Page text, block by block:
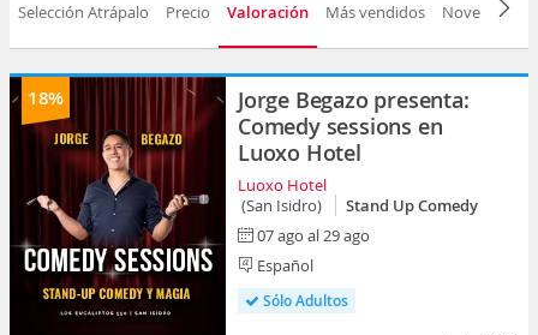
Selección Atrápalo Precio Valoración Más vendidos Novedad
18%
Jorge Begazo presenta:
Comedy sessions en
Luoxo Hotel
Luoxo Hotel
(San Isidro)
Stand Up Comedy
07 ago al 29 ago
Español
Sólo Adultos